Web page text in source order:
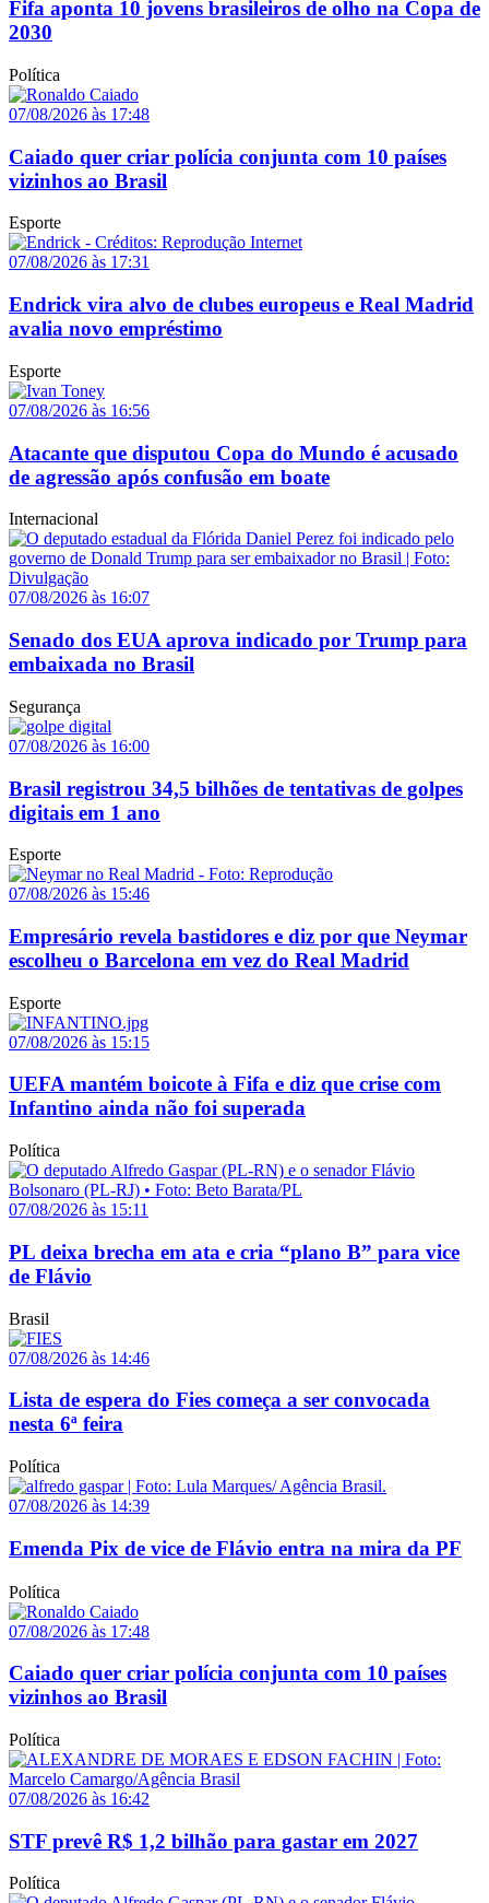
Fifa aponta 10 jovens brasileiros de olho na Copa de
2030
Política
07/08/2026 às 17:48
Caiado quer criar polícia conjunta com 10 países
vizinhos ao Brasil
Esporte
07/08/2026 às 17:31
Endrick vira alvo de clubes europeus e Real Madrid
avalia novo empréstimo
Esporte
07/08/2026 às 16:56
Atacante que disputou Copa do Mundo é acusado
de agressão após confusão em boate
Internacional
07/08/2026 às 16:07
Senado dos EUA aprova indicado por Trump para
embaixada no Brasil
Segurança
07/08/2026 às 16:00
Brasil registrou 34,5 bilhões de tentativas de golpes
digitais em 1 ano
Esporte
07/08/2026 às 15:46
Empresário revela bastidores e diz por que Neymar
escolheu o Barcelona em vez do Real Madrid
Esporte
07/08/2026 às 15:15
UEFA mantém boicote à Fifa e diz que crise com
Infantino ainda não foi superada
Política
07/08/2026 às 15:11
PL deixa brecha em ata e cria “plano B” para vice
de Flávio
Brasil
07/08/2026 às 14:46
Lista de espera do Fies começa a ser convocada
nesta 6ª feira
Política
07/08/2026 às 14:39
Emenda Pix de vice de Flávio entra na mira da PF
Política
07/08/2026 às 17:48
Caiado quer criar polícia conjunta com 10 países
vizinhos ao Brasil
Política
07/08/2026 às 16:42
STF prevê R$ 1,2 bilhão para gastar em 2027
Política